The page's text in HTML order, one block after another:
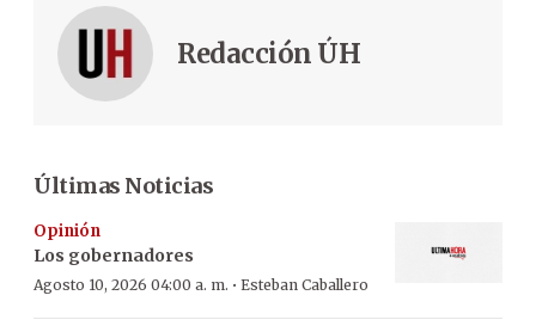
Redacción ÚH
Últimas Noticias
Opinión
Los gobernadores
Agosto 10, 2026 04:00 a. m. · Esteban Caballero